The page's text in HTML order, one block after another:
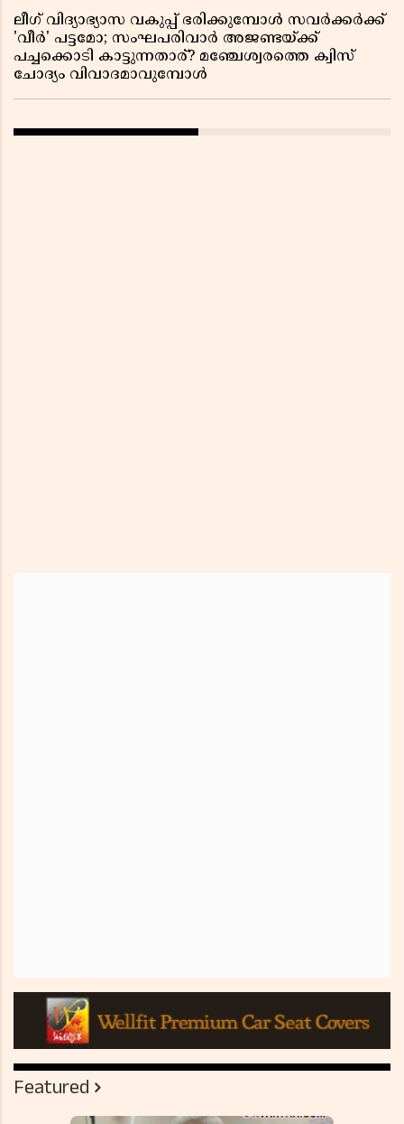
ലീഗ് വിദ്യാഭ്യാസ വകുപ്പ് ഭരിക്കുമ്പോൾ സവർക്കർക്ക്
'വീർ' പട്ടമോ; സംഘപരിവാർ അജണ്ടയ്ക്ക്
പച്ചക്കൊടി കാട്ടുന്നതാര്? മഞ്ചേശ്വരത്തെ ക്വിസ്
ചോദ്യം വിവാദമാവുമ്പോൾ
Featured